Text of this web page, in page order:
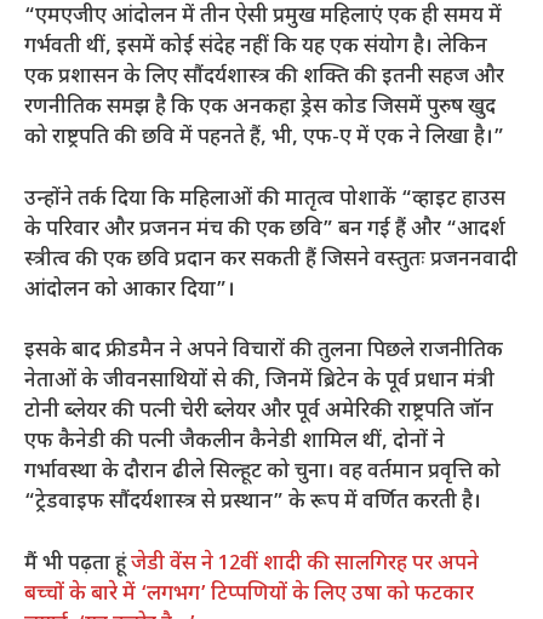
“एमएजीए आंदोलन में तीन ऐसी प्रमुख महिलाएं एक ही समय में
गर्भवती थीं, इसमें कोई संदेह नहीं कि यह एक संयोग है। लेकिन
एक प्रशासन के लिए सौंदर्यशास्त्र की शक्ति की इतनी सहज और
रणनीतिक समझ है कि एक अनकहा ड्रेस कोड जिसमें पुरुष खुद
को राष्ट्रपति की छवि में पहनते हैं, भी, एफ-ए में एक ने लिखा है।”
उन्होंने तर्क दिया कि महिलाओं की मातृत्व पोशाकें “व्हाइट हाउस
के परिवार और प्रजनन मंच की एक छवि” बन गई हैं और “आदर्श
स्त्रीत्व की एक छवि प्रदान कर सकती हैं जिसने वस्तुतः प्रजननवादी
आंदोलन को आकार दिया”।
इसके बाद फ्रीडमैन ने अपने विचारों की तुलना पिछले राजनीतिक
नेताओं के जीवनसाथियों से की, जिनमें ब्रिटेन के पूर्व प्रधान मंत्री
टोनी ब्लेयर की पत्नी चेरी ब्लेयर और पूर्व अमेरिकी राष्ट्रपति जॉन
एफ कैनेडी की पत्नी जैकलीन कैनेडी शामिल थीं, दोनों ने
गर्भावस्था के दौरान ढीले सिल्हूट को चुना। वह वर्तमान प्रवृत्ति को
“ट्रेडवाइफ सौंदर्यशास्त्र से प्रस्थान” के रूप में वर्णित करती है।
मैं भी पढ़ता हूंजेडी वेंस ने 12वीं शादी की सालगिरह पर अपने
बच्चों के बारे में ‘लगभग’ टिप्पणियों के लिए उषा को फटकार